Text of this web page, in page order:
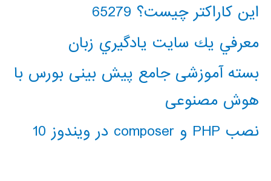
این کاراکتر چیست؟ 65279
معرفي يك سايت يادگيري زبان
بسته آموزشی جامع پیش بینی بورس با
هوش مصنوعی
نصب PHP و composer در ویندوز 10